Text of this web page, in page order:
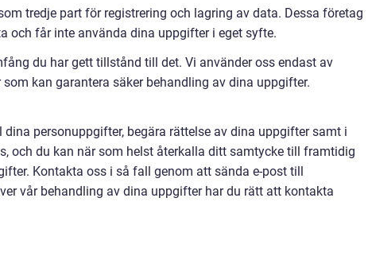
tredje part för registrering och lagring av data. Dessa företag
och får inte använda dina uppgifter i eget syfte.
du har gett tillstånd till det. Vi använder oss endast av
kan garantera säker behandling av dina uppgifter.
personuppgifter, begära rättelse av dina uppgifter samt i
och du kan när som helst återkalla ditt samtycke till framtidig
Kontakta oss i så fall genom att sända e-post till
vår behandling av dina uppgifter har du rätt att kontakta